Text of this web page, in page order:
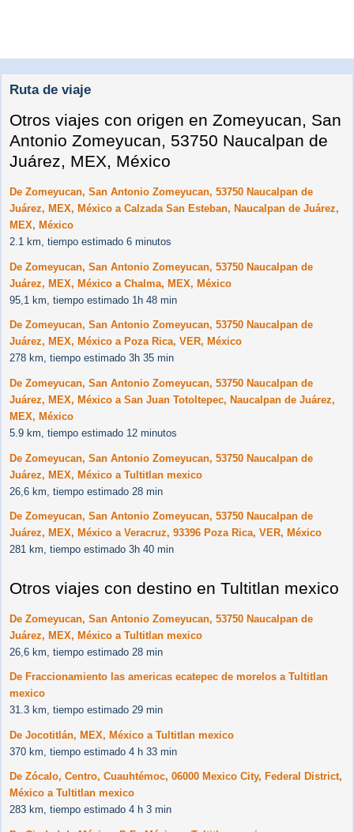
Ruta de viaje
Otros viajes con origen en Zomeyucan, San
Antonio Zomeyucan, 53750 Naucalpan de
Juárez, MEX, México
De Zomeyucan, San Antonio Zomeyucan, 53750 Naucalpan de
Juárez, MEX, México a Calzada San Esteban, Naucalpan de Juárez,
MEX, México
2.1 km, tiempo estimado 6 minutos
De Zomeyucan, San Antonio Zomeyucan, 53750 Naucalpan de
Juárez, MEX, México a Chalma, MEX, México
95,1 km, tiempo estimado 1h 48 min
De Zomeyucan, San Antonio Zomeyucan, 53750 Naucalpan de
Juárez, MEX, México a Poza Rica, VER, México
278 km, tiempo estimado 3h 35 min
De Zomeyucan, San Antonio Zomeyucan, 53750 Naucalpan de
Juárez, MEX, México a San Juan Totoltepec, Naucalpan de Juárez,
MEX, México
5.9 km, tiempo estimado 12 minutos
De Zomeyucan, San Antonio Zomeyucan, 53750 Naucalpan de
Juárez, MEX, México a Tultitlan mexico
26,6 km, tiempo estimado 28 min
De Zomeyucan, San Antonio Zomeyucan, 53750 Naucalpan de
Juárez, MEX, México a Veracruz, 93396 Poza Rica, VER, México
281 km, tiempo estimado 3h 40 min
Otros viajes con destino en Tultitlan mexico
De Zomeyucan, San Antonio Zomeyucan, 53750 Naucalpan de
Juárez, MEX, México a Tultitlan mexico
26,6 km, tiempo estimado 28 min
De Fraccionamiento las americas ecatepec de morelos a Tultitlan
mexico
31.3 km, tiempo estimado 29 min
De Jocotitlán, MEX, México a Tultitlan mexico
370 km, tiempo estimado 4 h 33 min
De Zócalo, Centro, Cuauhtémoc, 06000 Mexico City, Federal District,
México a Tultitlan mexico
283 km, tiempo estimado 4 h 3 min